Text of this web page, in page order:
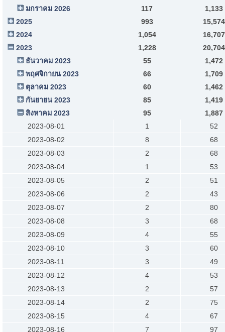
มกราคม 2026
117
1,133
2025
993
15,574
2024
1,054
16,707
2023
1,228
20,704
ธันวาคม 2023
55
1,472
พฤศจิกายน 2023
66
1,709
ตุลาคม 2023
60
1,462
กันยายน 2023
85
1,419
สิงหาคม 2023
95
1,887
2023-08-01
1
52
2023-08-02
8
68
2023-08-03
2
68
2023-08-04
1
53
2023-08-05
2
51
2023-08-06
2
43
2023-08-07
2
80
2023-08-08
3
68
2023-08-09
4
55
2023-08-10
3
60
2023-08-11
3
49
2023-08-12
4
53
2023-08-13
2
57
2023-08-14
2
75
2023-08-15
4
67
2023-08-16
7
97